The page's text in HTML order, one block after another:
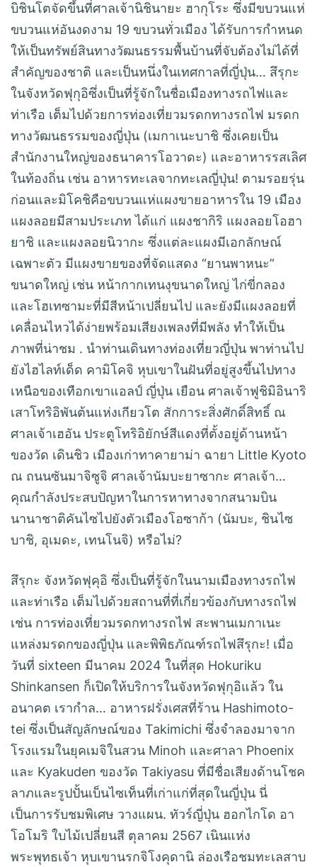
บิชินโตจัดขึ้นที่ศาลเจ้านิชินายะ ฮากุโระ ซึ่งมีขบวนแห่
ขบวนแห่อันงดงาม 19 ขบวนทั่วเมือง ได้รับการกำหนด
ให้เป็นทรัพย์สินทางวัฒนธรรมพื้นบ้านที่จับต้องไม่ได้ที่
สำคัญของชาติ และเป็นหนึ่งในเทศกาลที่ญี่ปุ่น… สึรุกะ
ในจังหวัดฟุกุอิซึ่งเป็นที่รู้จักในชื่อเมืองทางรถไฟและ
ท่าเรือ เต็มไปด้วยการท่องเที่ยวมรดกทางรถไฟ มรดก
ทางวัฒนธรรมของญี่ปุ่น (เมกาเนะบาชิ ซึ่งเคยเป็น
สำนักงานใหญ่ของธนาคารโอวาดะ) และอาหารรสเลิศ
ในท้องถิ่น เช่น อาหารทะเลจากทะเลญี่ปุ่น! ตามรอยรุ่น
ก่อนและมิโคชิคือขบวนแห่แผงขายอาหารใน 19 เมือง
แผงลอยมีสามประเภท ได้แก่ แผงชากิริ แผงลอยโอฮา
ยาชิ และแผงลอยนิวากะ ซึ่งแต่ละแผงมีเอกลักษณ์
เฉพาะตัว มีแผงขายของที่จัดแสดง “ยานพาหนะ”
ขนาดใหญ่ เช่น หน้ากากเทนงุขนาดใหญ่ ไก่ขี่กลอง
และโฮเทซามะที่มีสีหน้าเปลี่ยนไป และยังมีแผงลอยที่
เคลื่อนไหวได้ง่ายพร้อมเสียงเพลงที่มีพลัง ทำให้เป็น
ภาพที่น่าชม . นำท่านเดินทางท่องเที่ยวญี่ปุ่น พาท่านไป
ยังไฮไลท์เด็ด คามิโคจิ หุบเขาในฝันที่อยู่สูงขึ้นไปทาง
เหนือของเทือกเขาแอลป์ ญี่ปุ่น เยือน ศาลเจ้าฟูชิมิอินาริ
เสาโทริอิพันต้นแห่งเกียวโต สักการะสิ่งศักดิ์สิทธิ์ ณ
ศาลเจ้าเฮอัน ประตูโทริอิยักษ์สีแดงที่ตั้งอยู่ด้านหน้า
ของวัด เดินชิว เมืองเก่าทาคายาม่า ฉายา Little Kyoto
ณ ถนนซันมาจิซูจิ ศาลเจ้านัมบะยาซากะ ศาลเจ้า…
คุณกำลังประสบปัญหาในการหาทางจากสนามบิน
นานาชาติคันไซไปยังตัวเมืองโอซาก้า (นัมบะ, ชินไซ
บาชิ, อุเมดะ, เทนโนจิ) หรือไม่?
สึรุกะ จังหวัดฟุคุอิ ซึ่งเป็นที่รู้จักในนามเมืองทางรถไฟ
และท่าเรือ เต็มไปด้วยสถานที่ที่เกี่ยวข้องกับทางรถไฟ
เช่น การท่องเที่ยวมรดกทางรถไฟ สะพานเมกาเนะ
แหล่งมรดกของญี่ปุ่น และพิพิธภัณฑ์รถไฟสึรุกะ! เมื่อ
วันที่ sixteen มีนาคม 2024 ในที่สุด Hokuriku
Shinkansen ก็เปิดให้บริการในจังหวัดฟุกุอิแล้ว ใน
อนาคต เรากำล… อาหารฝรั่งเศสที่ร้าน Hashimoto-
tei ซึ่งเป็นสัญลักษณ์ของ Takimichi ซึ่งจำลองมาจาก
โรงแรมในยุคเมจิในสวน Minoh และศาลา Phoenix
และ Kyakuden ของวัด Takiyasu ที่มีชื่อเสียงด้านโชค
ลาภและรูปปั้นเบ็นไซเท็นที่เก่าแก่ที่สุดในญี่ปุ่น นี่
เป็นการรับชมพิเศษ วางแผน. ทัวร์ญี่ปุ่น ฮอกไกโด อา
โอโมริ ใบไม้เปลี่ยนสี ตุลาคม 2567 เนินแห่ง
พระพุทธเจ้า หุบเขานรกจิโงคุดานิ ล่องเรือชมทะเลสาบ